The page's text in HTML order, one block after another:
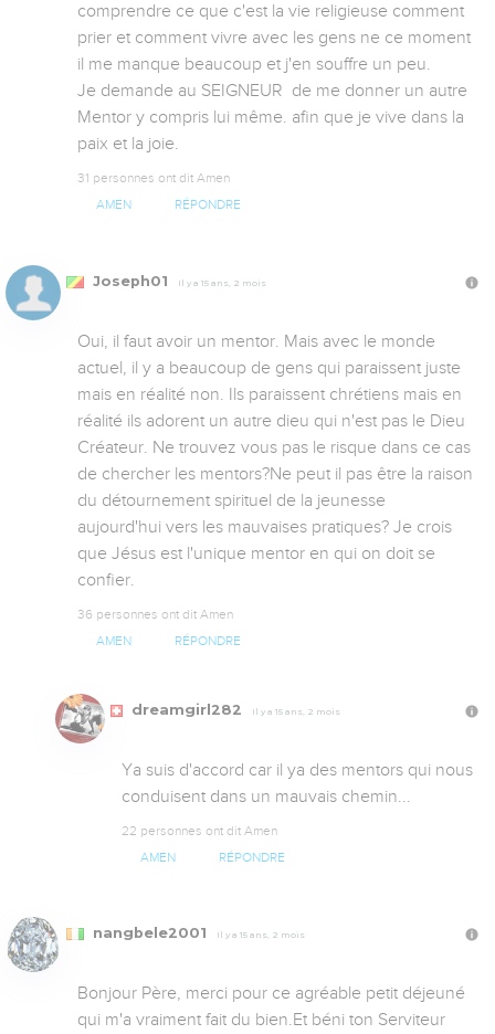
comprendre ce que c'est la vie religieuse comment
prier et comment vivre avec les gens ne ce moment
il me manque beaucoup et j'en souffre un peu.
Je demande au SEIGNEUR  de me donner un autre
Mentor y compris lui même. afin que je vive dans la
paix et la joie.
31 personnes ont dit Amen
AMEN RÉPONDRE
Joseph01 Il y a 15 ans, 2 mois
Oui, il faut avoir un mentor. Mais avec le monde
actuel, il y a beaucoup de gens qui paraissent juste
mais en réalité non. Ils paraissent chrétiens mais en
réalité ils adorent un autre dieu qui n'est pas le Dieu
Créateur. Ne trouvez vous pas le risque dans ce cas
de chercher les mentors?Ne peut il pas être la raison
du détournement spirituel de la jeunesse
aujourd'hui vers les mauvaises pratiques? Je crois
que Jésus est l'unique mentor en qui on doit se
confier.
36 personnes ont dit Amen
AMEN RÉPONDRE
dreamgirl282 Il y a 15 ans, 2 mois
Ya suis d'accord car il ya des mentors qui nous
conduisent dans un mauvais chemin...
22 personnes ont dit Amen
AMEN RÉPONDRE
nangbele2001 Il y a 15 ans, 2 mois
Bonjour Père, merci pour ce agréable petit déjeuné
qui m'a vraiment fait du bien.Et béni ton Serviteur